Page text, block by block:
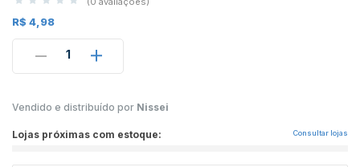
R$ 4,98
1
Vendido e distribuído por Nissei
Lojas próximas com estoque: Consultar lojas